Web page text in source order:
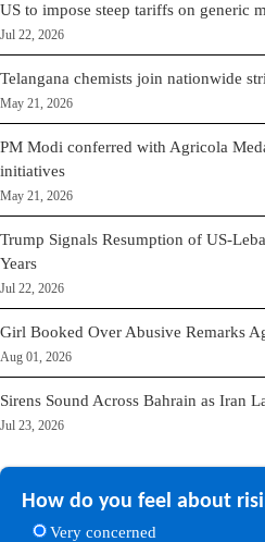
US to impose steep tariffs on generic
Jul 22, 2026
Telangana chemists join nationwide
May 21, 2026
PM Modi conferred with Agricola
initiatives
May 21, 2026
Trump Signals Resumption of US-
Years
Jul 22, 2026
Girl Booked Over Abusive Remarks
Aug 01, 2026
Sirens Sound Across Bahrain as Iran
Jul 23, 2026
How do you feel about
Very concerned